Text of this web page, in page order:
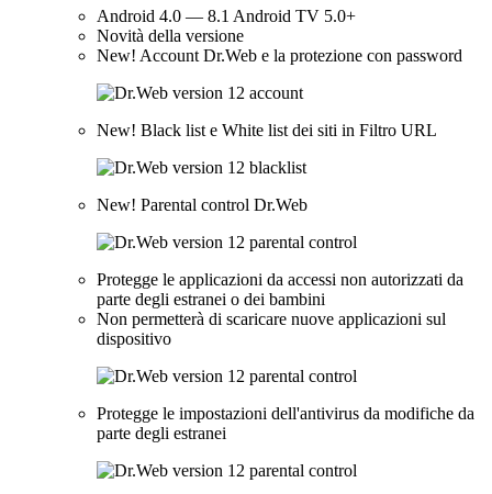
Android 4.0 — 8.1 Android TV 5.0+
Novità della versione
New! Account Dr.Web e la protezione con password
New! Black list e White list dei siti in Filtro URL
New! Parental control Dr.Web
Protegge le applicazioni da accessi non autorizzati da
parte degli estranei o dei bambini
Non permetterà di scaricare nuove applicazioni sul
dispositivo
Protegge le impostazioni dell'antivirus da modifiche da
parte degli estranei